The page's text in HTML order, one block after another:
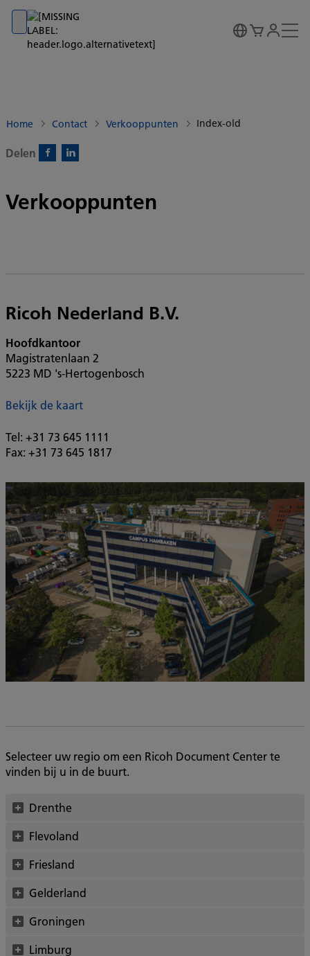
Go to banner
Go to content
Go to footer
Home Contact Verkooppunten Index-old
Delen
Verkooppunten
Ricoh Nederland B.V.
Hoofdkantoor
Magistratenlaan 2
5223 MD 's-Hertogenbosch
Bekijk de kaart
Tel: +31 73 645 1111
Fax: +31 73 645 1817
Selecteer uw regio om een Ricoh Document Center te
vinden bij u in de buurt.
Drenthe
Flevoland
Friesland
Gelderland
Groningen
Limburg